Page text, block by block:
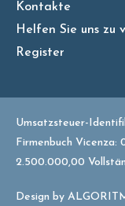
Kontakte
Helfen Sie uns zu
Register
Umsatzsteuer-
Firmenbuch Vicenza:
2.500.000,00
Design by